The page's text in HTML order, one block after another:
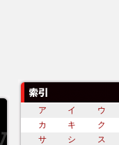
ア イ ウ
カ
キ ク
サ
シ ス